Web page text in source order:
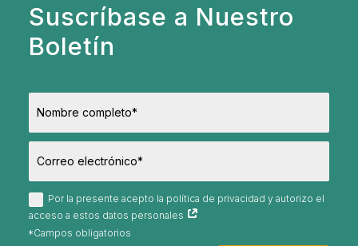
Suscríbase a Nuestro
Boletín
Por la presente acepto la política de privacidad y autorizo el
acceso a estos datos personales